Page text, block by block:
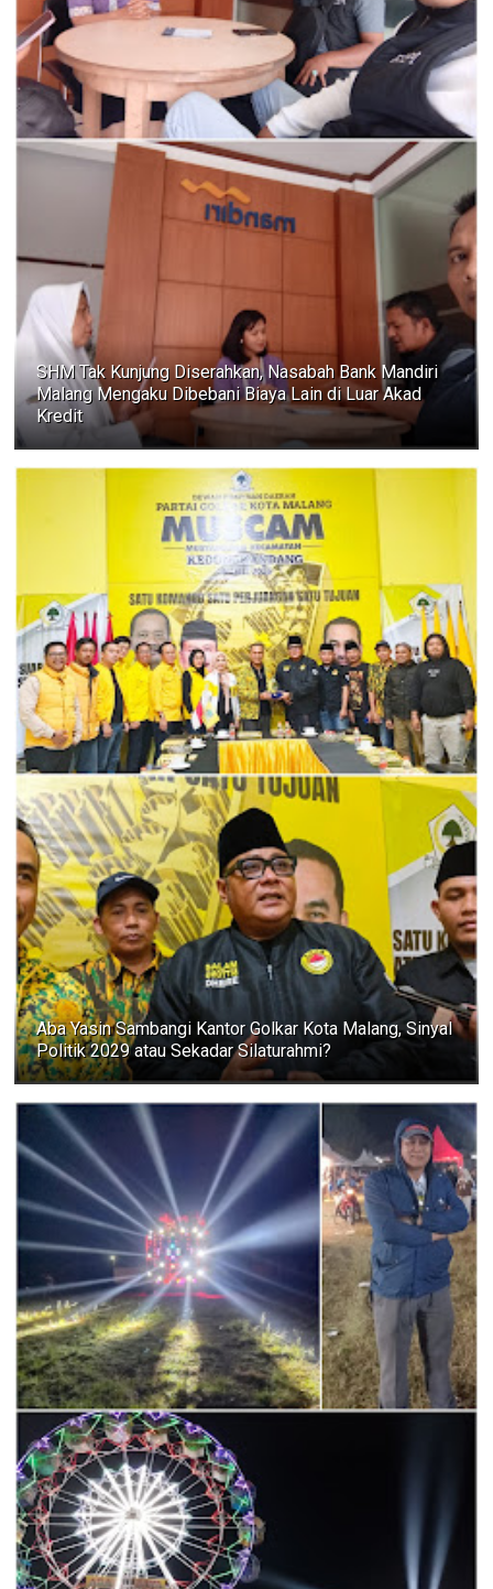
SHM Tak Kunjung Diserahkan, Nasabah Bank Mandiri
Malang Mengaku Dibebani Biaya Lain di Luar Akad
Kredit
Aba Yasin Sambangi Kantor Golkar Kota Malang, Sinyal
Politik 2029 atau Sekadar Silaturahmi?